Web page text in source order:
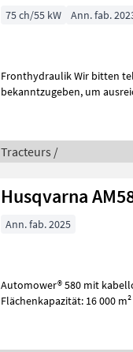
75 ch/55 kW Ann. fab.
Fronthydraulik Wir bitten
bekanntzugeben, um ausreichend Zeit für die Beratung und eventuell
Tracteurs /
Husqvarna
Ann. fab. 2025
Automower® 580 mit kabelloser
Flächenkapazität: 16 000